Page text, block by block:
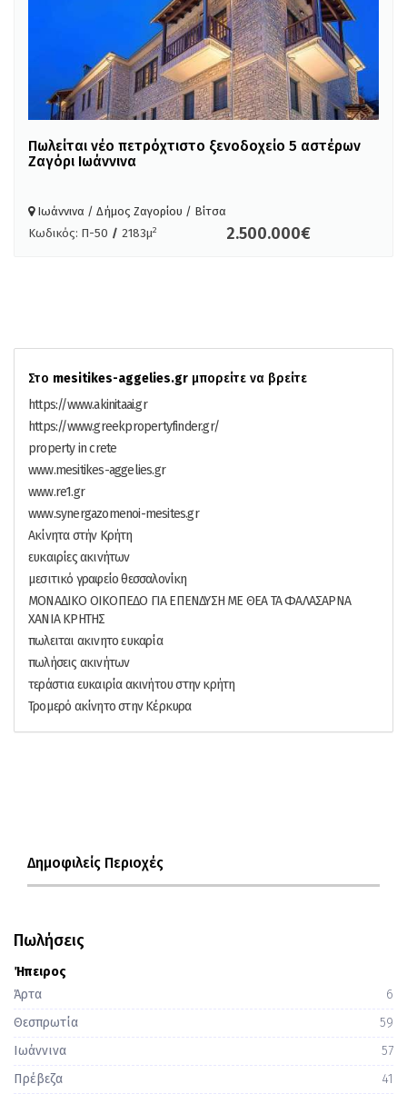
Πωλείται νέο πετρόχτιστο ξενοδοχείο 5 αστέρων
Ζαγόρι Ιωάννινα
Ιωάννινα / Δήμος Ζαγορίου / Βίτσα
Κωδικός: Π-50 / 2183μ2 2.500.000€
Στο mesitikes-aggelies.gr μπορείτε να βρείτε
https://www.akinitaai.gr
https://www.greekpropertyfinder.gr/
property in crete
www.mesitikes-aggelies.gr
www.re1.gr
www.synergazomenoi-mesites.gr
Ακίνητα στήν Κρήτη
ευκαιρίες ακινήτων
μεσιτικό γραφείο θεσσαλονίκη
ΜΟΝΑΔΙΚΟ ΟΙΚΟΠΕΔΟ ΓΙΑ ΕΠΕΝΔΥΣΗ ΜΕ ΘΕΑ ΤΑ ΦΑΛΑΣΑΡΝΑ
ΧΑΝΙΑ ΚΡΗΤΗΣ
πωλειται ακινητο ευκαρία
πωλήσεις ακινήτων
τεράστια ευκαιρία ακινήτου στην κρήτη
Τρομερό ακίνητο στην Κέρκυρα
Δημοφιλείς Περιοχές
Πωλήσεις
Ήπειρος
Άρτα
6
Θεσπρωτία
59
Ιωάννινα
57
Πρέβεζα
41